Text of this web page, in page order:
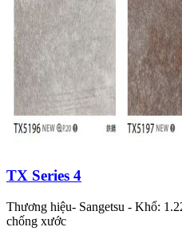
TX Series 4
Thương hiệu- Sangetsu - Khổ:
chống xước